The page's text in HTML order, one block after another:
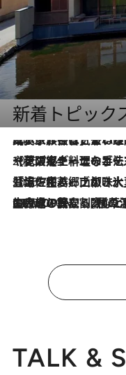
新着トピッ
2026.7.31
【ホテル帰省】という選択肢をOMOが提案。家族とほどよい距離を
2026.7.24
【夏限定ディナーコース】旬を迎える稚鮎や花ズッキーニなどをイタリア・ト
2026.7.17
「土佐和ハーブかき氷」がOMO7高知に登場！生姜、山椒、大葉など目にも舌にも涼を呼ぶ郷土の味
2026.7.10
NEW OPEN！【界 草津】名湯の地に誕生。趣の異なる2種の温泉と上州ならではの会席・蕎麦割烹など美食を味わう究極の癒やし旅
TALK &